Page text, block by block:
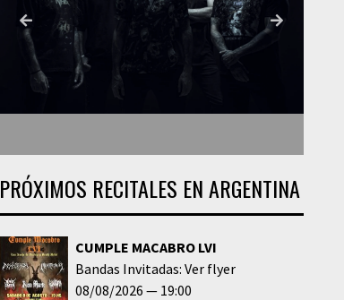
PRÓXIMOS RECITALES EN ARGENTINA
CUMPLE MACABRO LVI
Bandas Invitadas: Ver flyer
08/08/2026
19:00